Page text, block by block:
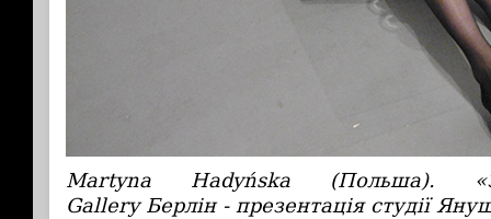
Martyna Hadyńska (Польша).
Gallery Берлін - презентація студії